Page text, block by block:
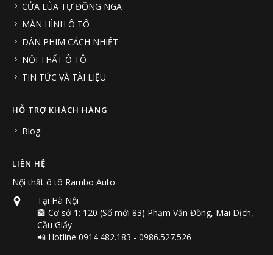
CỬA LÙA TỰ ĐỘNG NGA
MÀN HÌNH Ô TÔ
DÁN PHIM CÁCH NHIỆT
NỘI THẤT Ô TÔ
TIN TỨC VÀ TÀI LIỆU
HỖ TRỢ KHÁCH HÀNG
Blog
LIÊN HỆ
Nội thất ô tô Rambo Auto
Tại Hà Nội
🏤 Cơ sở 1: 120 (Số mới 83) Phạm Văn Đồng, Mai Dịch,
Cầu Giấy
📲 Hotline 0914.482.183 - 0986.527.526